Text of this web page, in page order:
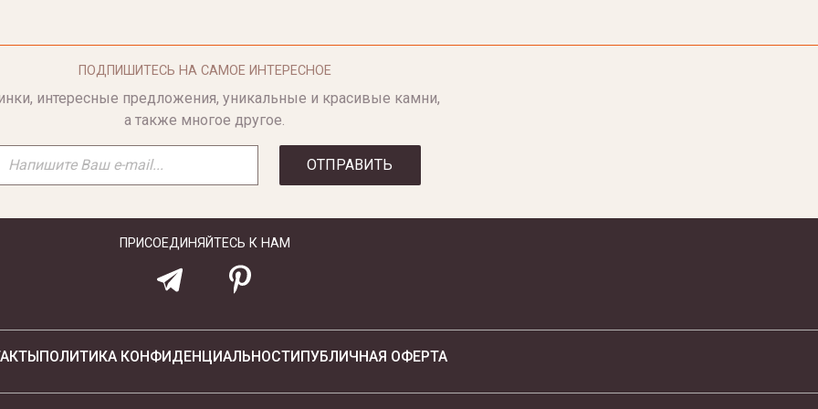
ПОДПИШИТЕСЬ НА САМОЕ ИНТЕРЕСНОЕ
интересные предложения, уникальные и красивые камни,
а также многое другое.
ОТПРАВИТЬ
ПРИСОЕДИНЯЙТЕСЬ К НАМ
ПОЛИТИКА КОНФИДЕНЦИАЛЬНОСТИПУБЛИЧНАЯ ОФЕРТА